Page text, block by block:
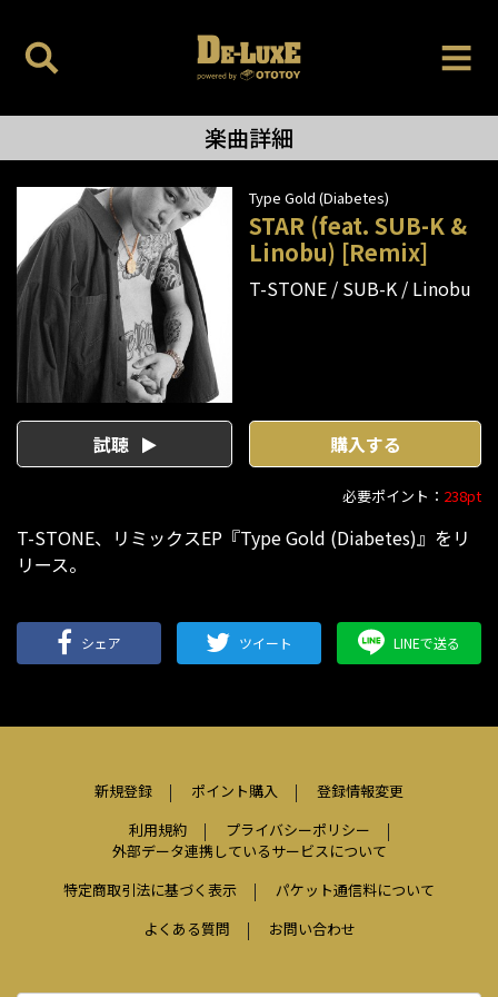
楽曲詳細
Type Gold (Diabetes)
STAR (feat. SUB-K &
Linobu) [Remix]
T-STONE SUB-K Linobu
試聴 購入する
必要ポイント： 238pt
T-STONE、リミックスEP『Type Gold (Diabetes)』をリ
リース。
シェア ツイート LINEで送る
新規登録 ポイント購入
登録情報変更
利用規約
プライバシーポリシー
外部データ連携しているサービスについて
特定商取引法に基づく表示
パケット通信料について
よくある質問
お問い合わせ